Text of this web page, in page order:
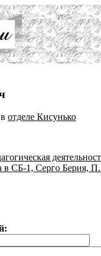
в отделе Кисунько
в СБ-1, Серго Берия,